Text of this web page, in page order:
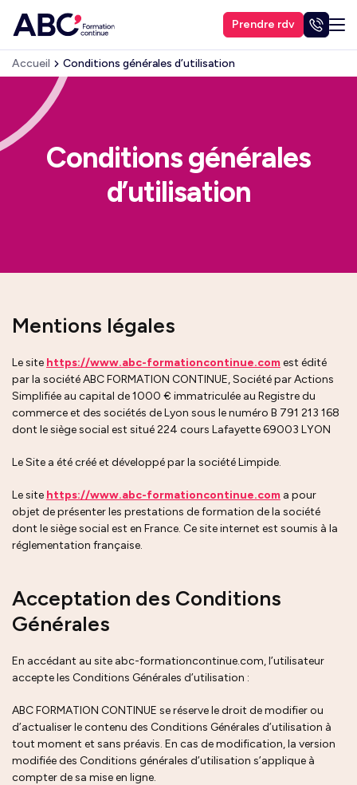
Prendre rdv
Accueil Conditions générales d’utilisation
Conditions générales
d’utilisation
Mentions légales
Le site https://www.abc-formationcontinue.com est édité
par la société ABC FORMATION CONTINUE, Société par Actions
Simplifiée au capital de 1000 € immatriculée au Registre du
commerce et des sociétés de Lyon sous le numéro B 791 213 168
dont le siège social est situé 224 cours Lafayette 69003 LYON
Le Site a été créé et développé par la société Limpide.
Le site https://www.abc-formationcontinue.com a pour
objet de présenter les prestations de formation de la société
dont le siège social est en France. Ce site internet est soumis à la
réglementation française.
Acceptation des Conditions
Générales
En accédant au site abc-formationcontinue.com, l’utilisateur
accepte les Conditions Générales d’utilisation :
ABC FORMATION CONTINUE se réserve le droit de modifier ou
d’actualiser le contenu des Conditions Générales d’utilisation à
tout moment et sans préavis. En cas de modification, la version
modifiée des Conditions générales d’utilisation s’applique à
compter de sa mise en ligne.